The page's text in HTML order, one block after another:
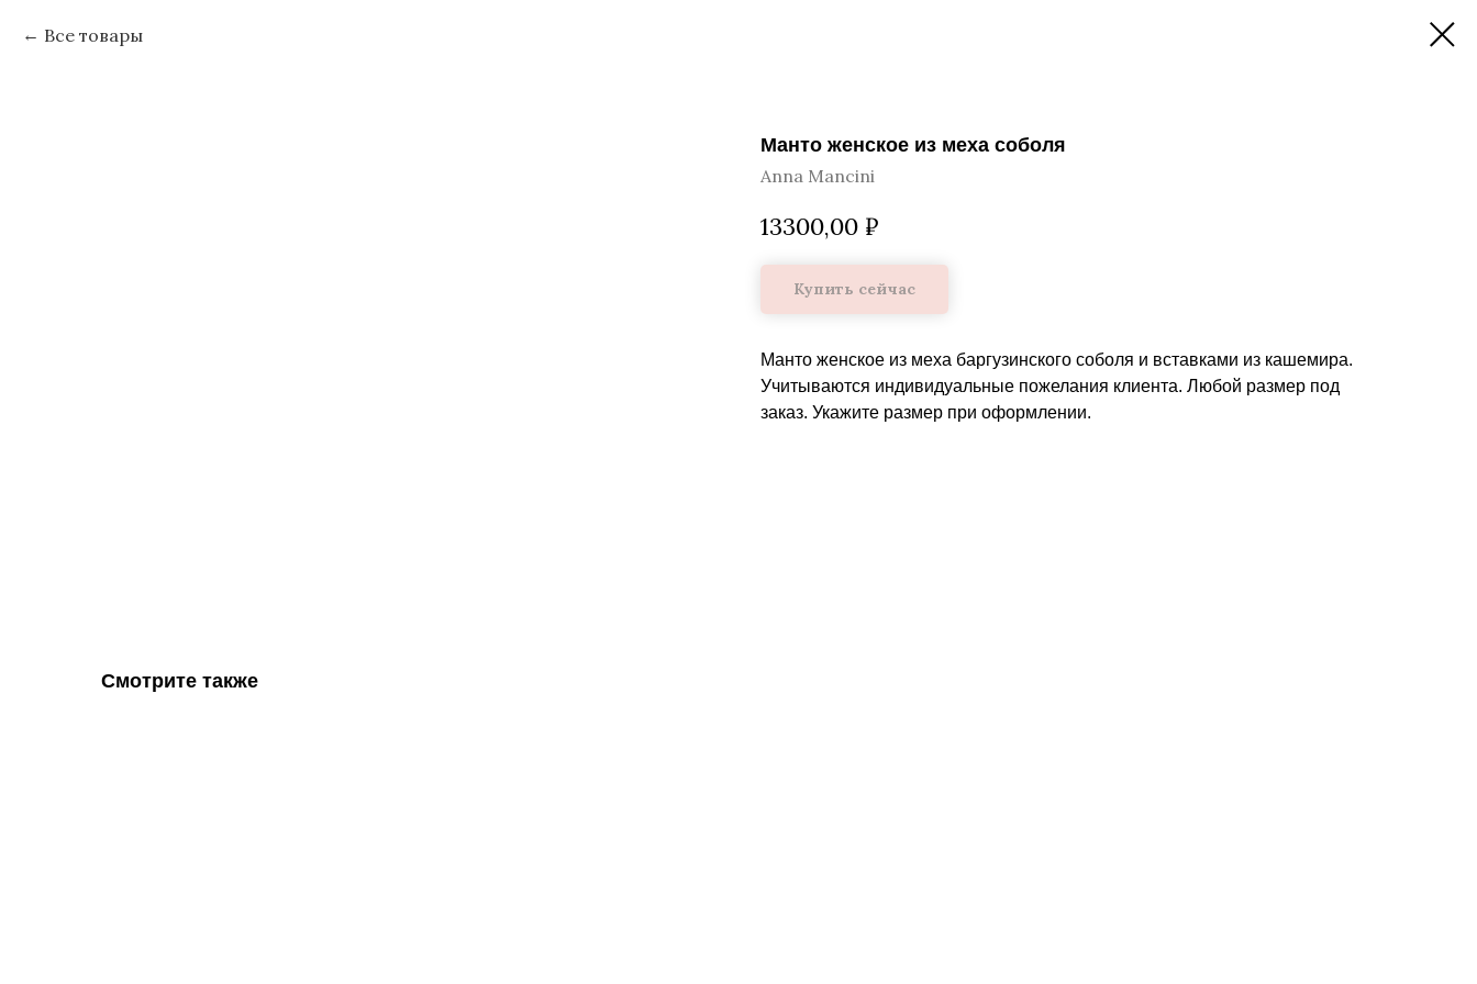
Все товары
Манто женское из меха соболя
Anna Mancini
13300,00 ₽
Купить сейчас
Манто женское из меха баргузинского соболя и вставками из кашемира.
Учитываются индивидуальные пожелания клиента. Любой размер под
заказ. Укажите размер при оформлении.
Смотрите также